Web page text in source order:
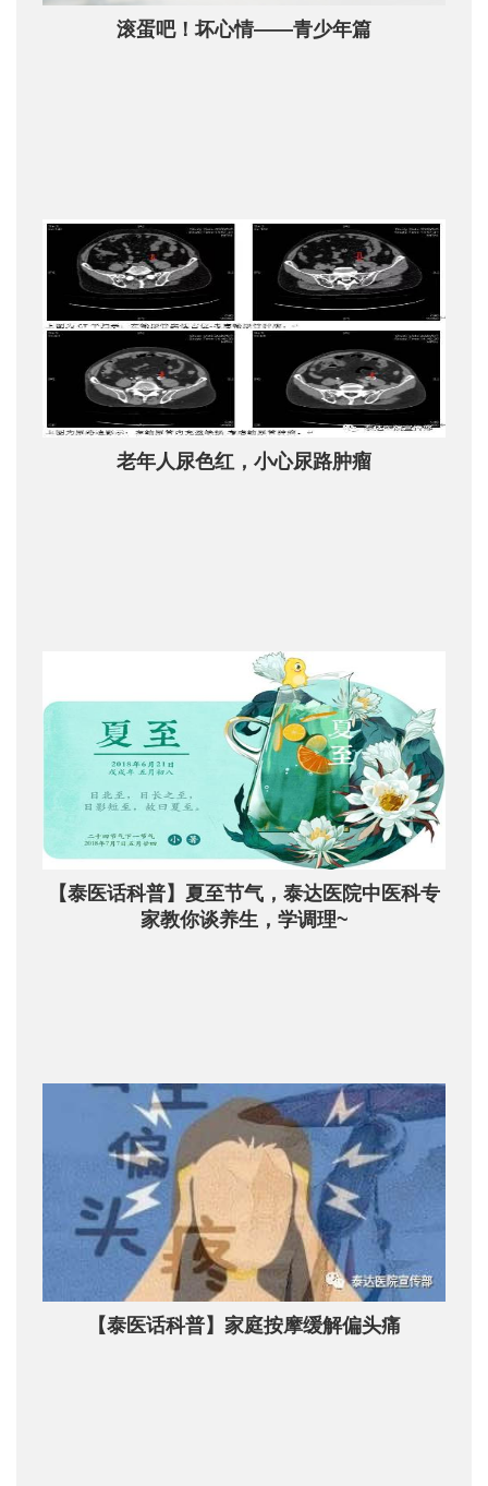
滚蛋吧！坏心情——青少年篇
老年人尿色红，小心尿路肿瘤
【泰医话科普】夏至节气，泰达医院中医科专
家教你谈养生，学调理~
【泰医话科普】家庭按摩缓解偏头痛